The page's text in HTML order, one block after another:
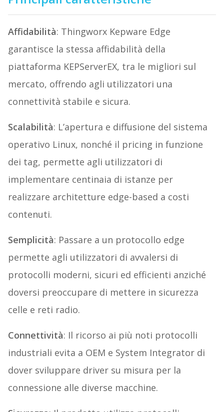
Affidabilità: Thingworx Kepware Edge
garantisce la stessa affidabilità della
piattaforma KEPServerEX, tra le migliori sul
mercato, offrendo agli utilizzatori una
connettività stabile e sicura.
Scalabilità: L’apertura e diffusione del sistema
operativo Linux, nonché il pricing in funzione
dei tag, permette agli utilizzatori di
implementare centinaia di istanze per
realizzare architetture edge-based a costi
contenuti.
Semplicità: Passare a un protocollo edge
permette agli utilizzatori di avvalersi di
protocolli moderni, sicuri ed efficienti anziché
doversi preoccupare di mettere in sicurezza
celle e reti radio.
Connettività: Il ricorso ai più noti protocolli
industriali evita a OEM e System Integrator di
dover sviluppare driver su misura per la
connessione alle diverse macchine.